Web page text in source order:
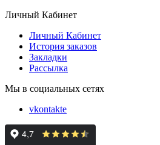
Личный Кабинет
Личный Кабинет
История заказов
Закладки
Рассылка
Мы в социальных сетях
vkontakte